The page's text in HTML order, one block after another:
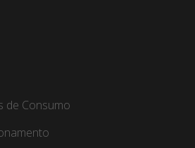
de Consumo